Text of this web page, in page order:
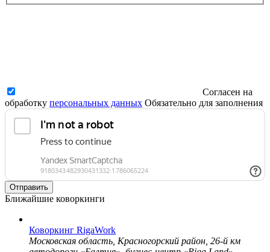
Согласен на
обработку персональных данных Обязательно для заполнения
Отправить
Ближайшие коворкинги
Коворкинг RigaWork
Московская область, Красногорский район, 26-й км